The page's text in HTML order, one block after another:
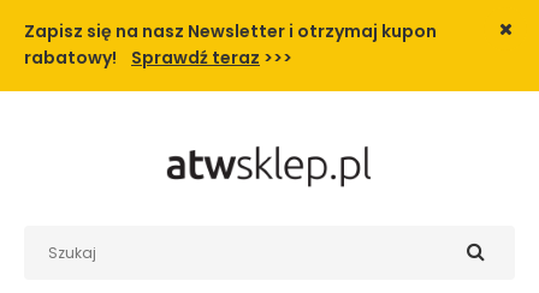
Zapisz się na nasz Newsletter i otrzymaj kupon
rabatowy! Sprawdź teraz >>>